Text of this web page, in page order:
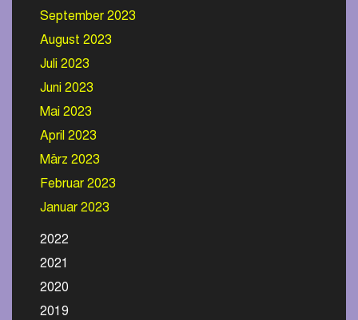
September 2023
August 2023
Juli 2023
Juni 2023
Mai 2023
April 2023
März 2023
Februar 2023
Januar 2023
2022
2021
2020
2019